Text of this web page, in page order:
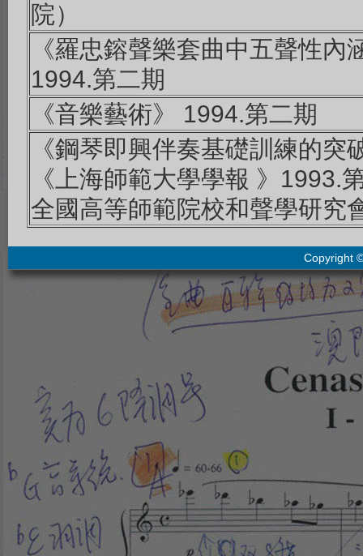
院）
《羅忠鎔聲樂套曲中五聲性
1994.第二期
《音樂藝術》 1994.第二期
《鋼琴即興伴奏基礎訓練的
《上海師範大學學報 》1993.
全國高等師範院校和聲學研究
Copyright